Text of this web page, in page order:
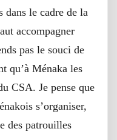
dans le cadre de la
accompagner
pas le souci de
qu’à Ménaka les
CSA. Je pense que
s’organiser,
des patrouilles